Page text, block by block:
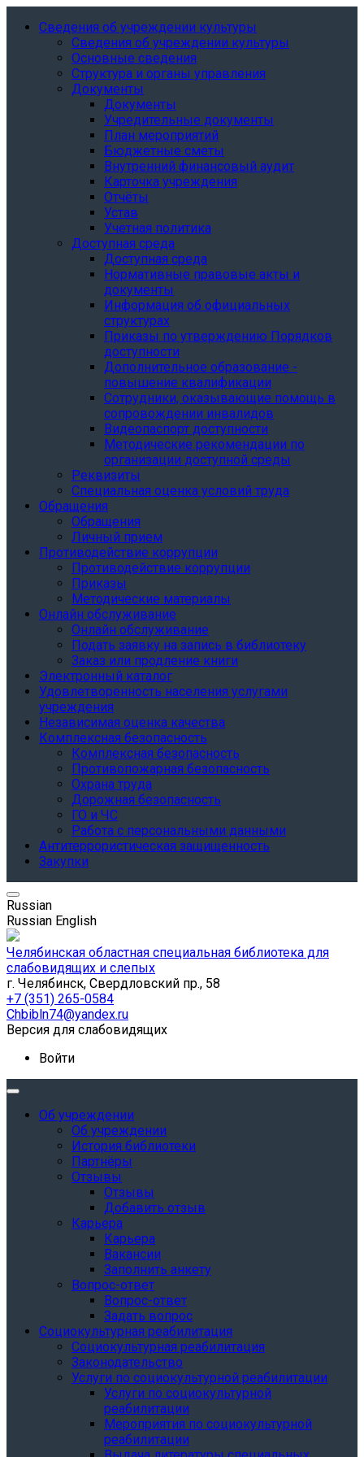
Сведения об учреждении культуры
Сведения об учреждении культуры
Основные сведения
Структура и органы управления
Документы
Документы
Учредительные документы
План мероприятий
Бюджетные сметы
Внутренний финансовый аудит
Карточка учреждения
Отчёты
Устав
Учетная политика
Доступная среда
Доступная среда
Нормативные правовые акты и
документы
Информация об официальных
структурах
Приказы по утверждению Порядков
доступности
Дополнительное образование -
повышение квалификации
Сотрудники, оказывающие помощь в
сопровождении инвалидов
Видеопаспорт доступности
Методические рекомендации по
организации доступной среды
Реквизиты
Специальная оценка условий труда
Обращения
Обращения
Личный прием
Противодействие коррупции
Противодействие коррупции
Приказы
Методические материалы
Онлайн обслуживание
Онлайн обслуживание
Подать заявку на запись в библиотеку
Заказ или продление книги
Электронный каталог
Удовлетворенность населения услугами
учреждения
Независимая оценка качества
Комплексная безопасность
Комплексная безопасность
Противопожарная безопасность
Охрана труда
Дорожная безопасность
ГО и ЧС
Работа с персональными данными
Антитеррористическая защищенность
Закупки
Russian
Russian English
Челябинская областная специальная библиотека для
слабовидящих и слепых
г. Челябинск, Свердловский пр., 58
+7 (351) 265-0584
Chbibln74@yandex.ru
Версия для слабовидящих
Войти
Об учреждении
Об учреждении
История библиотеки
Партнёры
Отзывы
Отзывы
Добавить отзыв
Карьера
Карьера
Вакансии
Заполнить анкету
Вопрос-ответ
Вопрос-ответ
Задать вопрос
Социокультурная реабилитация
Социокультурная реабилитация
Законодательство
Услуги по социокультурной реабилитации
Услуги по социокультурной
реабилитации
Мероприятия по социокультурной
реабилитации